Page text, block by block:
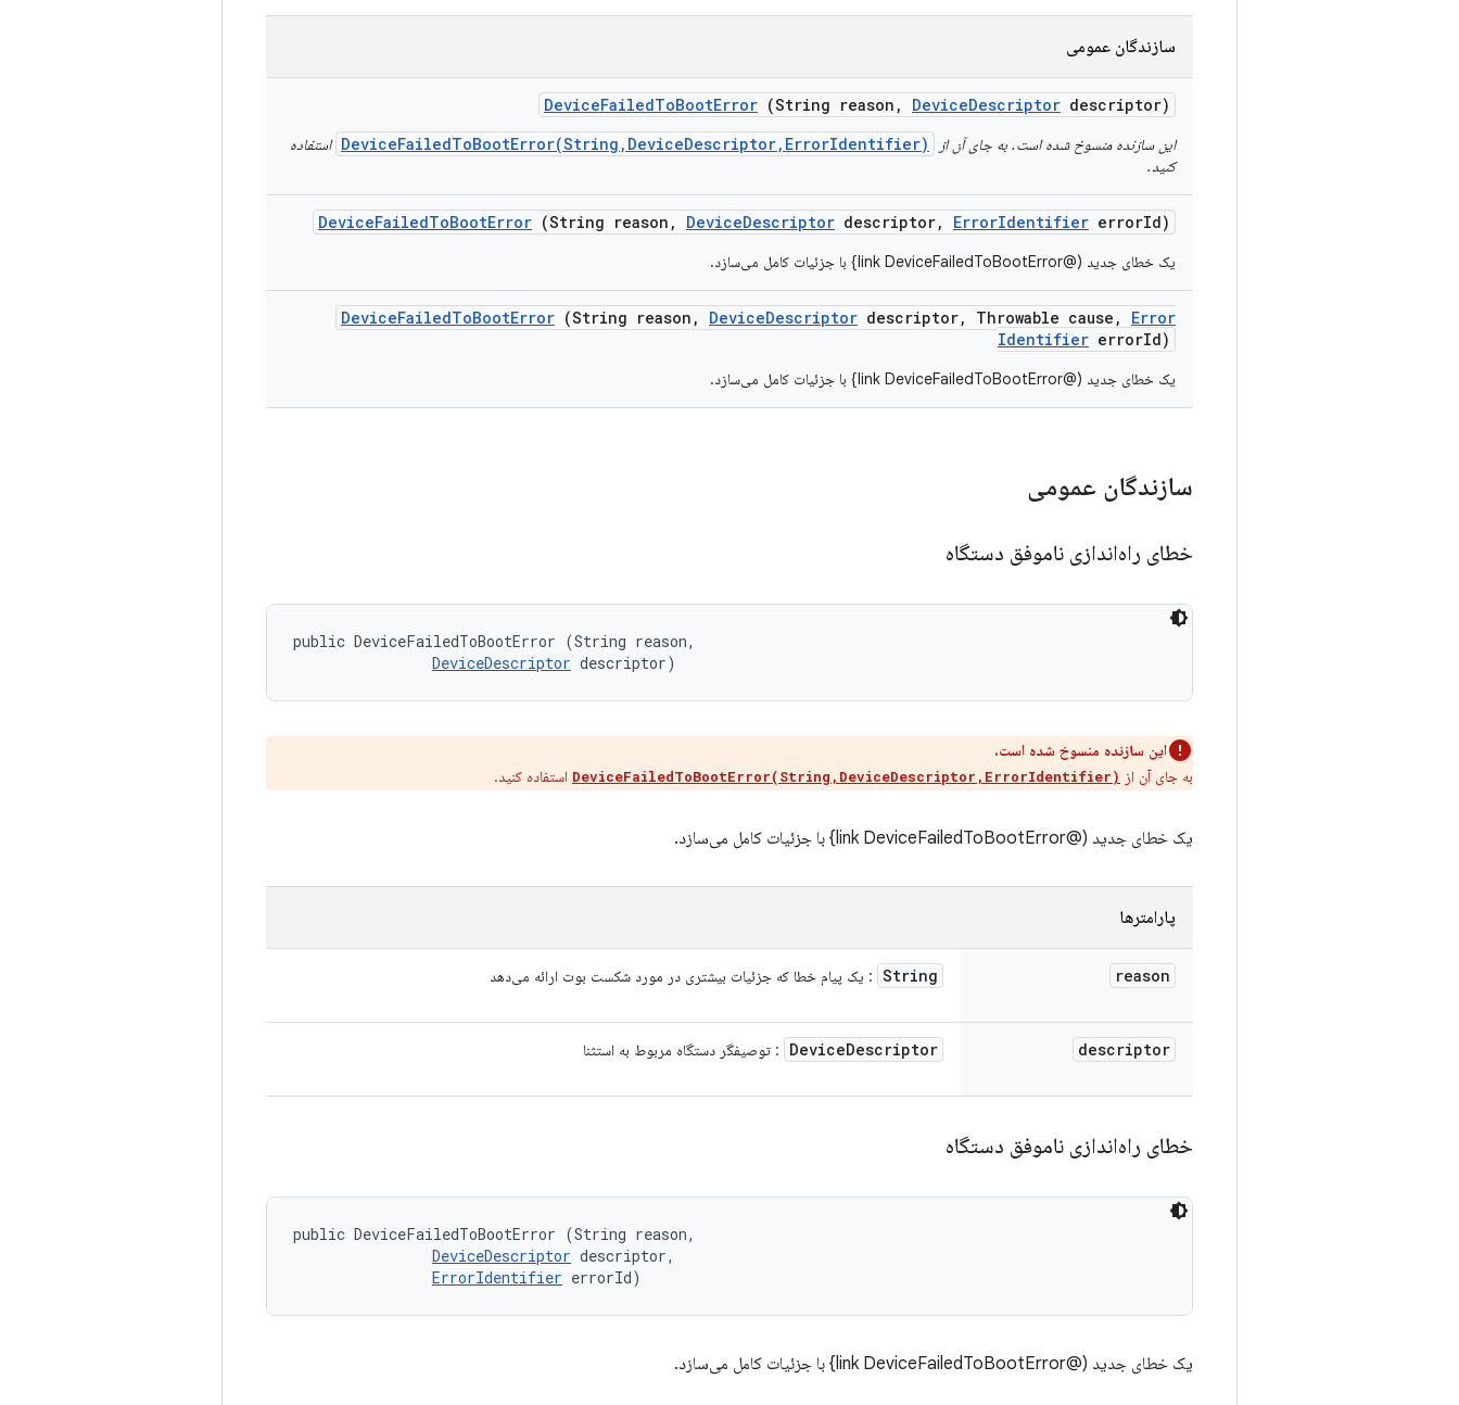
سازندگان عمومی
DeviceFailedToBootError (String reason , DeviceDescriptor descriptor)
این سازنده منسوخ شده است. به جای آن از DeviceFailedToBootError(String,DeviceDescriptor,ErrorIdentifier) ​​استفاده
کنید.
DeviceFailedToBootError (String reason , DeviceDescriptor descriptor, ErrorIdentifier errorId)
یک خطای جدید (@link DeviceFailedToBootError} با جزئیات کامل می‌سازد.
DeviceFailedToBootError (String reason , DeviceDescriptor descriptor, Throwable cause ,
Error
Identifier errorId)
یک خطای جدید (@link DeviceFailedToBootError} با جزئیات کامل می‌سازد.
سازندگان عمومی
خطای راه‌اندازی ناموفق دستگاه
public DeviceFailedToBootError (String reason,
DeviceDescriptor descriptor)
این سازنده منسوخ شده است.
به جای آن از DeviceFailedToBootError(String,DeviceDescriptor,ErrorIdentifier) ​​استفاده کنید.
یک خطای جدید (@link DeviceFailedToBootError} با جزئیات کامل می‌سازد.
پارامترها
reason
String : یک پیام خطا که جزئیات بیشتری در مورد شکست بوت ارائه می‌دهد
descriptor
DeviceDescriptor : توصیفگر دستگاه مربوط به استثنا
خطای راه‌اندازی ناموفق دستگاه
public DeviceFailedToBootError (String reason,
DeviceDescriptor descriptor,
ErrorIdentifier errorId)
یک خطای جدید (@link DeviceFailedToBootError} با جزئیات کامل می‌سازد.